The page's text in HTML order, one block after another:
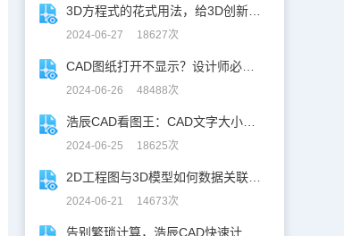
2024-06-27 18627次
2024-06-26 48488次
2024-06-25 18625次
2024-06-21 14673次